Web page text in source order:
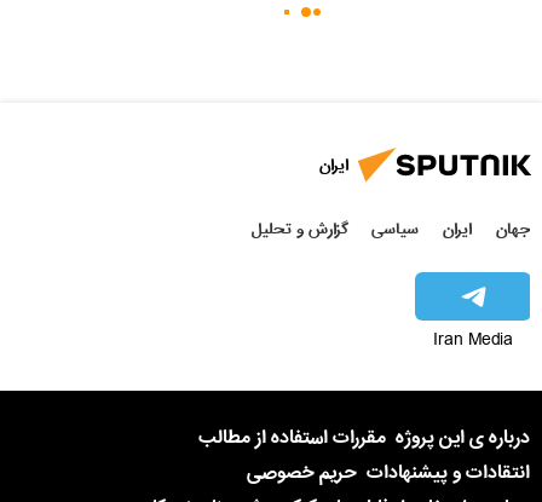
ایران
جهان ایران سیاسی گزارش و تحلیل
Iran Media
درباره ی این پروژه مقررات استفاده از مطالب
انتقادات و پیشنهادات حریم خصوصی